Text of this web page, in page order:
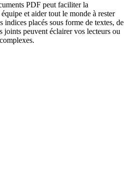
PDF peut faciliter la
et aider tout le monde à rester
indices placés sous forme de textes, de
joints peuvent éclairer vos lecteurs ou